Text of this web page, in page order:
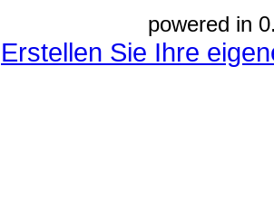
powered in
Erstellen Sie Ihre